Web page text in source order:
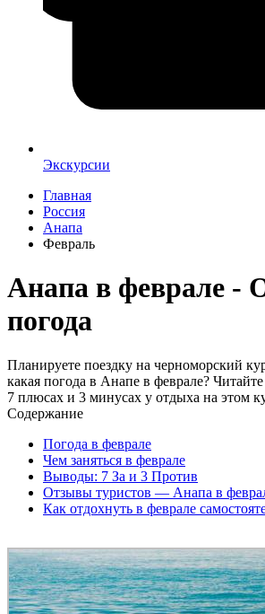
Экскурсии
Главная
Россия
Анапа
Февраль
Анапа в феврале -
погода
Планируете поездку на черноморский
какая погода в Анапе в феврале?
7 плюсах и 3 минусах у отдыха на этом
Содержание
Погода в феврале
Чем заняться в феврале
Выводы: 7 За и 3 Против
Отзывы туристов — Анапа в
Как отдохнуть в феврале